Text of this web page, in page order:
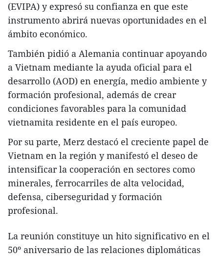
(EVIPA) y expresó su confianza en que este
instrumento abrirá nuevas oportunidades en el
ámbito económico.
También pidió a Alemania continuar apoyando
a Vietnam mediante la ayuda oficial para el
desarrollo (AOD) en energía, medio ambiente y
formación profesional, además de crear
condiciones favorables para la comunidad
vietnamita residente en el país europeo.
Por su parte, Merz destacó el creciente papel de
Vietnam en la región y manifestó el deseo de
intensificar la cooperación en sectores como
minerales, ferrocarriles de alta velocidad,
defensa, ciberseguridad y formación
profesional.
La reunión constituye un hito significativo en el
50º aniversario de las relaciones diplomáticas